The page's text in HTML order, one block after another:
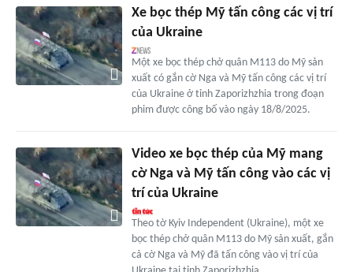
Xe bọc thép Mỹ tấn công các vị trí
của Ukraine
Một xe bọc thép chở quân M113 do Mỹ sản
xuất có gắn cờ Nga và Mỹ tấn công các vị trí
của Ukraine ở tỉnh Zaporizhzhia trong đoạn
phim được công bố vào ngày 18/8/2025.
Video xe bọc thép của Mỹ mang
cờ Nga và Mỹ tấn công vào các vị
trí của Ukraine
Theo tờ Kyiv Independent (Ukraine), một xe
bọc thép chở quân M113 do Mỹ sản xuất, gắn
cả cờ Nga và Mỹ đã tấn công vào vị trí của